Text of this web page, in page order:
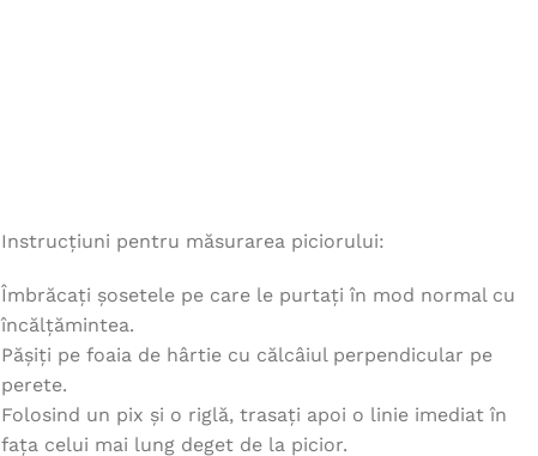
Instrucțiuni pentru măsurarea piciorului:
Îmbrăcați șosetele pe care le purtați în mod normal cu
încălțămintea.
Pășiți pe foaia de hârtie cu călcâiul perpendicular pe
perete.
Folosind un pix și o riglă, trasați apoi o linie imediat în
fața celui mai lung deget de la picior.